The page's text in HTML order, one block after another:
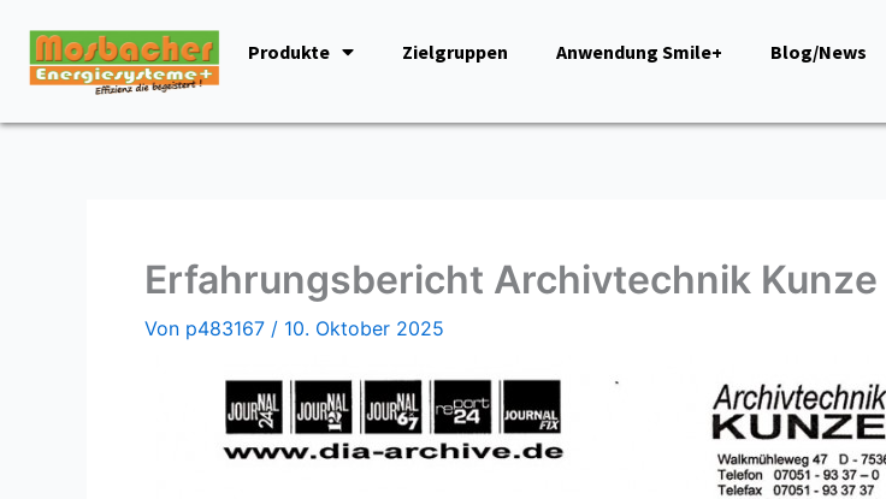
Inhalt
springen
Produkte Zielgruppen Anwendung Smile+ Blog/News
Erfahrungsbericht Archivtechnik Kunze
Von p483167 / 10. Oktober 2025